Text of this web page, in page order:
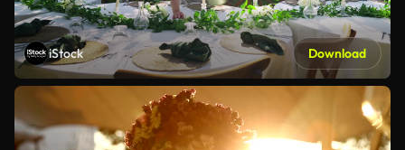
iStock Download